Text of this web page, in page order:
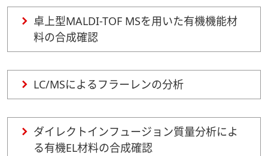
卓上型MALDI-TOF MSを用いた有機機能材
料の合成確認
LC/MSによるフラーレンの分析
ダイレクトインフュージョン質量分析によ
る有機EL材料の合成確認